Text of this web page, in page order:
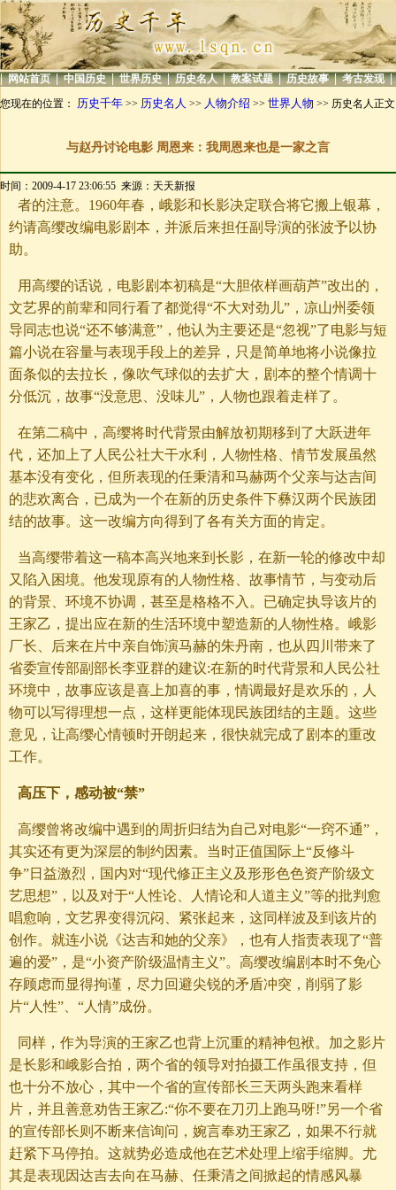
| 网站首页 | 中国历史 | 世界历史 | 历史名人 | 教案试题 | 历史故事 | 考古发现 |
您现在的位置： 历史千年 >> 历史名人 >> 人物介绍 >> 世界人物 >> 历史名人正文
与赵丹讨论电影 周恩来：我周恩来也是一家之言
时间：2009-4-17 23:06:55 来源：天天新报
者的注意。1960年春，峨影和长影决定联合将它搬上银幕，
约请高缨改编电影剧本，并派后来担任副导演的张波予以协
助。
用高缨的话说，电影剧本初稿是“大胆依样画葫芦”改出的，
文艺界的前辈和同行看了都觉得“不大对劲儿”，凉山州委领
导同志也说“还不够满意”，他认为主要还是“忽视”了电影与短
篇小说在容量与表现手段上的差异，只是简单地将小说像拉
面条似的去拉长，像吹气球似的去扩大，剧本的整个情调十
分低沉，故事“没意思、没味儿”，人物也跟着走样了。
在第二稿中，高缨将时代背景由解放初期移到了大跃进年
代，还加上了人民公社大干水利，人物性格、情节发展虽然
基本没有变化，但所表现的任秉清和马赫两个父亲与达吉间
的悲欢离合，已成为一个在新的历史条件下彝汉两个民族团
结的故事。这一改编方向得到了各有关方面的肯定。
当高缨带着这一稿本高兴地来到长影，在新一轮的修改中却
又陷入困境。他发现原有的人物性格、故事情节，与变动后
的背景、环境不协调，甚至是格格不入。已确定执导该片的
王家乙，提出应在新的生活环境中塑造新的人物性格。峨影
厂长、后来在片中亲自饰演马赫的朱丹南，也从四川带来了
省委宣传部副部长李亚群的建议:在新的时代背景和人民公社
环境中，故事应该是喜上加喜的事，情调最好是欢乐的，人
物可以写得理想一点，这样更能体现民族团结的主题。这些
意见，让高缨心情顿时开朗起来，很快就完成了剧本的重改
工作。
高压下，感动被“禁”
高缨曾将改编中遇到的周折归结为自己对电影“一窍不通”，
其实还有更为深层的制约因素。当时正值国际上“反修斗
争”日益激烈，国内对“现代修正主义及形形色色资产阶级文
艺思想”，以及对于“人性论、人情论和人道主义”等的批判愈
唱愈响，文艺界变得沉闷、紧张起来，这同样波及到该片的
创作。就连小说《达吉和她的父亲》，也有人指责表现了“普
遍的爱”，是“小资产阶级温情主义”。高缨改编剧本时不免心
存顾虑而显得拘谨，尽力回避尖锐的矛盾冲突，削弱了影
片“人性”、“人情”成份。
同样，作为导演的王家乙也背上沉重的精神包袱。加之影片
是长影和峨影合拍，两个省的领导对拍摄工作虽很支持，但
也十分不放心，其中一个省的宣传部长三天两头跑来看样
片，并且善意劝告王家乙:“你不要在刀刃上跑马呀!”另一个省
的宣传部长则不断来信询问，婉言奉劝王家乙，如果不行就
赶紧下马停拍。这就势必造成他在艺术处理上缩手缩脚。尤
其是表现因达吉去向在马赫、任秉清之间掀起的情感风暴